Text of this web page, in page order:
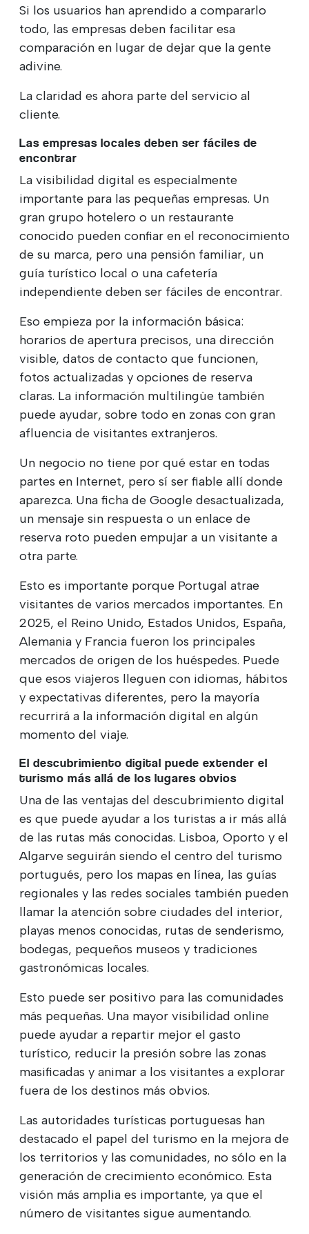
Si los usuarios han aprendido a compararlo
todo, las empresas deben facilitar esa
comparación en lugar de dejar que la gente
adivine.
La claridad es ahora parte del servicio al
cliente.
Las empresas locales deben ser fáciles de
encontrar
La visibilidad digital es especialmente
importante para las pequeñas empresas. Un
gran grupo hotelero o un restaurante
conocido pueden confiar en el reconocimiento
de su marca, pero una pensión familiar, un
guía turístico local o una cafetería
independiente deben ser fáciles de encontrar.
Eso empieza por la información básica:
horarios de apertura precisos, una dirección
visible, datos de contacto que funcionen,
fotos actualizadas y opciones de reserva
claras. La información multilingüe también
puede ayudar, sobre todo en zonas con gran
afluencia de visitantes extranjeros.
Un negocio no tiene por qué estar en todas
partes en Internet, pero sí ser fiable allí donde
aparezca. Una ficha de Google desactualizada,
un mensaje sin respuesta o un enlace de
reserva roto pueden empujar a un visitante a
otra parte.
Esto es importante porque Portugal atrae
visitantes de varios mercados importantes. En
2025, el Reino Unido, Estados Unidos, España,
Alemania y Francia fueron los principales
mercados de origen de los huéspedes. Puede
que esos viajeros lleguen con idiomas, hábitos
y expectativas diferentes, pero la mayoría
recurrirá a la información digital en algún
momento del viaje.
El descubrimiento digital puede extender el
turismo más allá de los lugares obvios
Una de las ventajas del descubrimiento digital
es que puede ayudar a los turistas a ir más allá
de las rutas más conocidas. Lisboa, Oporto y el
Algarve seguirán siendo el centro del turismo
portugués, pero los mapas en línea, las guías
regionales y las redes sociales también pueden
llamar la atención sobre ciudades del interior,
playas menos conocidas, rutas de senderismo,
bodegas, pequeños museos y tradiciones
gastronómicas locales.
Esto puede ser positivo para las comunidades
más pequeñas. Una mayor visibilidad online
puede ayudar a repartir mejor el gasto
turístico, reducir la presión sobre las zonas
masificadas y animar a los visitantes a explorar
fuera de los destinos más obvios.
Las autoridades turísticas portuguesas han
destacado el papel del turismo en la mejora de
los territorios y las comunidades, no sólo en la
generación de crecimiento económico. Esta
visión más amplia es importante, ya que el
número de visitantes sigue aumentando.